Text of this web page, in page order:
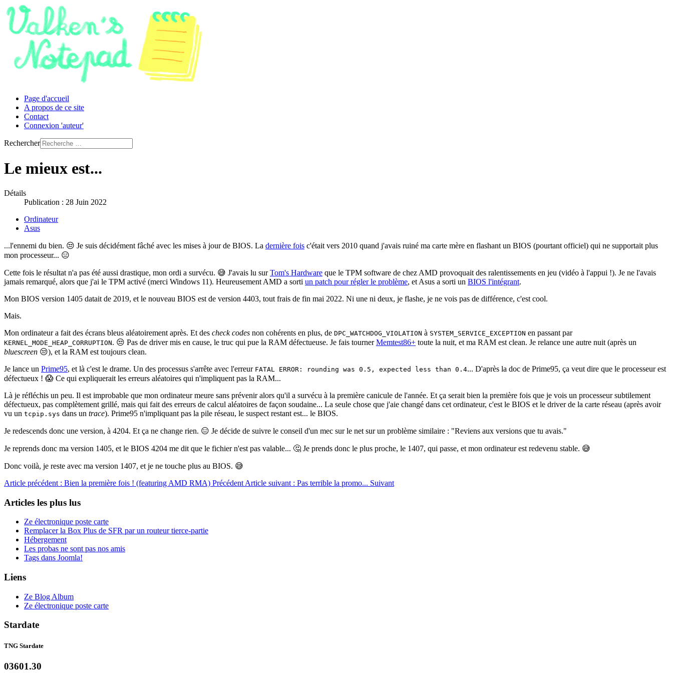
Page d'accueil
A propos de ce site
Contact
Connexion 'auteur'
Rechercher
Le mieux est...
Détails
Publication : 28 Juin 2022
Ordinateur
Asus
...l'ennemi du bien. 😒 Je suis décidément fâché avec les mises à jour de BIOS. La dernière fois c'était vers 2010 quand j'avais ruiné ma carte mère en flashant un BIOS (pourtant officiel) qui ne supportait plus
mon processeur... 😑
Cette fois le résultat n'a pas été aussi drastique, mon ordi a survécu. 😅 J'avais lu surTom's Hardware que le TPM software de chez AMD provoquait des ralentissements en jeu (vidéo à l'appui !). Je ne l'avais
jamais remarqué, alors que j'ai le TPM activé (merci Windows 11). Heureusement AMD a sorti un patch pour régler le problème, et Asus a sorti un BIOS l'intégrant.
Mon BIOS version 1405 datait de 2019, et le nouveau BIOS est de version 4403, tout frais de fin mai 2022. Ni une ni deux, je flashe, je ne vois pas de différence, c'est cool.
Mais.
Mon ordinateur a fait des écrans bleus aléatoirement après. Et des check codes non cohérents en plus, de DPC_WATCHDOG_VIOLATION à SYSTEM_SERVICE_EXCEPTION en passant par
KERNEL_MODE_HEAP_CORRUPTION. 😒 Pas de driver mis en cause, le truc qui pue la RAM défectueuse. Je fais tournerMemtest86+ toute la nuit, et ma RAM est clean. Je relance une autre nuit (après un
bluescreen 😒), et la RAM est toujours clean.
Je lance un Prime95, et là c'est le drame. Un des processus s'arrête avec l'erreur FATAL ERROR: rounding was 0.5, expected less than 0.4... D'après la doc de Prime95, ça veut dire que le processeur est
défectueux ! 😱 Ce qui expliquerait les erreurs aléatoires qui n'impliquent pas la RAM...
Là je réfléchis un peu. Il est improbable que mon ordinateur meure sans prévenir alors qu'il a survécu à la première canicule de l'année. Et ça serait bien la première fois que je vois un processeur subtilement
défectueux, pas complètement grillé, mais qui fait des erreurs de calcul aléatoires de façon soudaine... La seule chose que j'aie changé dans cet ordinateur, c'est le BIOS et le driver de la carte réseau (après avoir
vu un tcpip.sys dans un trace). Prime95 n'impliquant pas la pile réseau, le suspect restant est... le BIOS.
Je redescends donc une version, à 4204. Et ça ne change rien. 😑 Je décide de suivre le conseil d'un mec sur le net sur un problème similaire : "Reviens aux versions que tu avais."
Je reprends donc ma version 1405, et le BIOS 4204 me dit que le fichier n'est pas valable... 🤔 Je prends donc le plus proche, le 1407, qui passe, et mon ordinateur est redevenu stable. 😅
Donc voilà, je reste avec ma version 1407, et je ne touche plus au BIOS. 😅
Article précédent : Bien la première fois ! (featuring AMD RMA) Précédent Article suivant : Pas terrible la promo... Suivant
Articles les plus lus
Ze électronique poste carte
Remplacer la Box Plus de SFR par un routeur tierce-partie
Hébergement
Les probas ne sont pas nos amis
Tags dans Joomla!
Liens
Ze Blog Album
Ze électronique poste carte
Stardate
TNG Stardate
03601.30